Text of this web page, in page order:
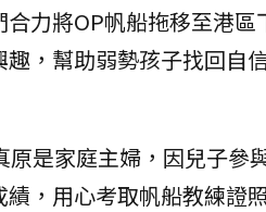
合力將OP帆船拖移至港
趣，幫助弱勢孩子找回自
原是家庭主婦，因兒子參
績，用心考取帆船教練證